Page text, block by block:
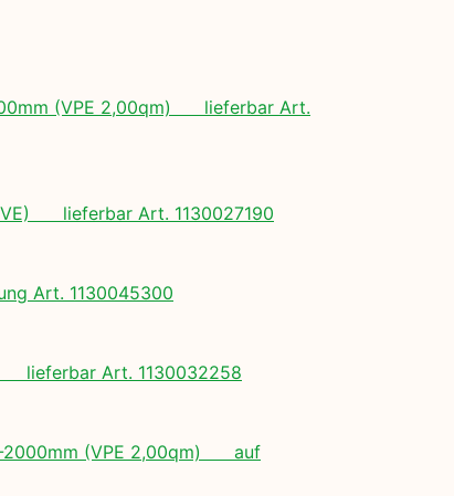
(VPE 2,00qm) lieferbar Art.
VE) lieferbar Art. 1130027190
Art. 1130045300
lieferbar Art. 1130032258
2000mm (VPE 2,00qm) auf